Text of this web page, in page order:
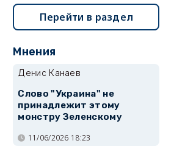
Перейти в раздел
Мнения
Денис Канаев
Слово "Украина" не
принадлежит этому
монстру Зеленскому
11/06/2026 18:23